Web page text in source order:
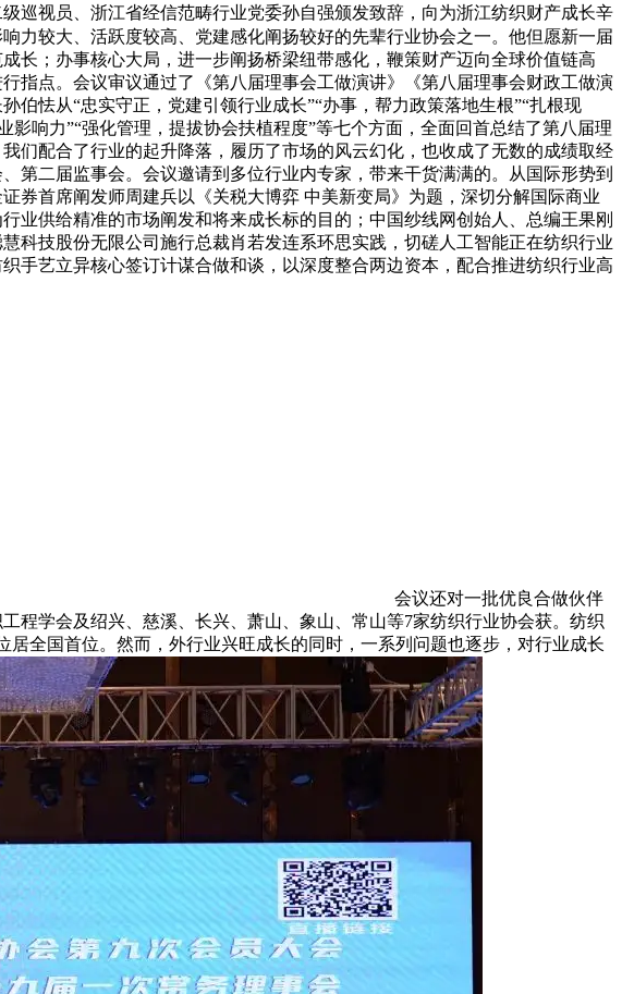
巡视员、浙江省经信范畴行业党委孙自强颁发致辞，向为浙江纺织财产成长辛
力较大、活跃度较高、党建感化阐扬较好的先辈行业协会之一。他但愿新一届
长；办事核心大局，进一步阐扬桥梁纽带感化，鞭策财产迈向全球价值链高
指点。会议审议通过了《第八届理事会工做演讲》《第八届理事会财政工做演
怯从“忠实守正，党建引领行业成长”“办事，帮力政策落地生根”“扎根现
响力”“强化管理，提拔协会扶植程度”等七个方面，全面回首总结了第八届理
们配合了行业的起升降落，履历了市场的风云幻化，也收成了无数的成绩取经
第二届监事会。会议邀请到多位行业内专家，带来干货满满的。从国际形势到
券首席阐发师周建兵以《关税大博弈 中美新变局》为题，深切分解国际商业
业供给精准的市场阐发和将来成长标的目的；中国纱线网创始人、总编王果刚
科技股份无限公司施行总裁肖若发连系环思实践，切磋人工智能正在纺织行业
手艺立异核心签订计谋合做和谈，以深度整合两边资本，配合推进纺织行业高
会议还对一批优良合做伙伴
程学会及绍兴、慈溪、长兴、萧山、象山、常山等7家纺织行业协会获。纺织
全国首位。然而，外行业兴旺成长的同时，一系列问题也逐步，对行业成长